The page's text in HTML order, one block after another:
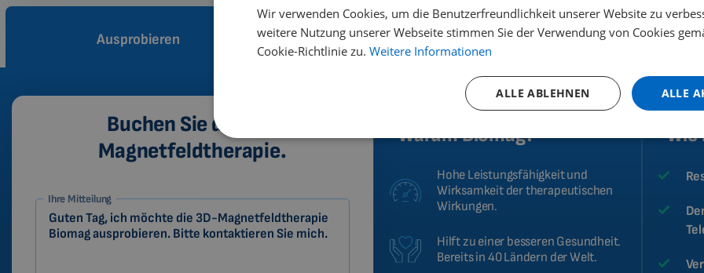
Ausprobieren Wie und wo kaufen? Möglichkeit der
Buchen Sie die 3D-
Magnetfeldtherapie.
1-
DE
Zákazník
Ihre Mitteilung
Warum Biomag?
Hohe Leistungsfähigkeit und
Wirksamkeit der therapeutischen
Wirkungen.
Hilft zu einer besseren Gesundheit.
Bereits in 40 Ländern der Welt.
Wie
Wir verwenden Cookies, um die Benutzerfreundlichkeit unserer Website zu
weitere Nutzung unserer Webseite stimmen Sie der Verwendung von Cookies
Cookie-Richtlinie zu. Weitere Informationen
ALLE
ALLE ABLEHNEN